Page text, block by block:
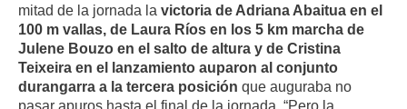
mitad de la jornada la victoria de Adriana Abaitua en el
100 m vallas, de Laura Ríos en los 5 km marcha de
Julene Bouzo en el salto de altura y de Cristina
Teixeira en el lanzamiento auparon al conjunto
durangarra a la tercera posición que auguraba no
pasar apuros hasta el final de la jornada. “Pero la